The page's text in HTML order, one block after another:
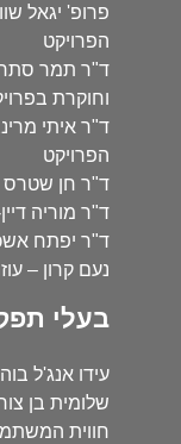
פרופ' יגאל
הפרויקט
ד"ר תמר סתר
וחוקרת
ד"ר איתי
הפרויקט
ד"ר חן שטרס
ד"ר מוריה
ד"ר יפתח
נעם קרון –
בעלי
עידו אנג'ל
שלומית בן
חווית